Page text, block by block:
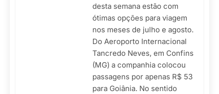
desta semana estão com
ótimas opções para viagem
nos meses de julho e agosto.
Do Aeroporto Internacional
Tancredo Neves, em Confins
(MG) a companhia colocou
passagens por apenas R$ 53
para Goiânia. No sentido